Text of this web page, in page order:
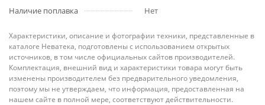
Наличие поплавка
Нет
Характеристики, описание и фотографии техники, представленные в
каталоге Неватека, подготовлены с использованием открытых
источников, в том числе официальных сайтов производителей.
Комплектация, внешний вид и характеристики товара могут быть
изменены производителем без предварительного уведомления,
поэтому мы не утверждаем, что информация, предоставленная на
нашем сайте в полной мере, соответствуют действительности.